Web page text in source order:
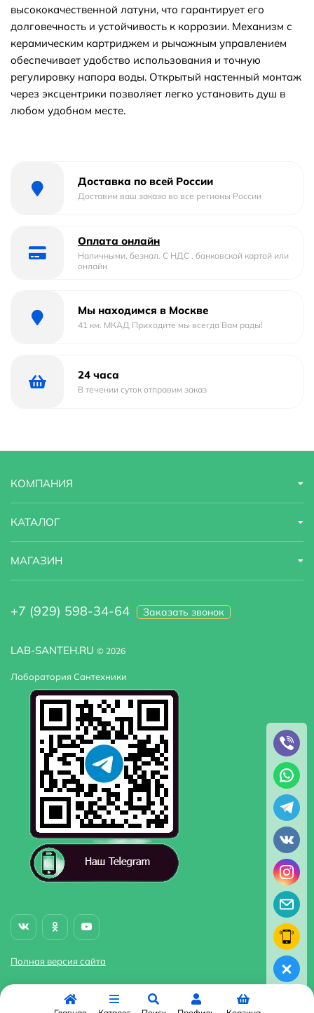
высококачественной латуни, что гарантирует его
долговечность и устойчивость к коррозии. Механизм с
керамическим картриджем и рычажным управлением
обеспечивает удобство использования и точную
регулировку напора воды. Открытый настенный монтаж
через эксцентрики позволяет легко установить душ в
любом удобном месте.
Доставка по всей России
Доставим ваш заказа во все регионы России
Оплата онлайн
Наличными, безнал. С НДС , банковской картой или
онлайн
Мы находимся в Москве
41 км. МКАД Приходите мы всегда Вам рады!
24 часа
В течении суток отправим заказ
LAB-SANTEH.RU © 2026
Лаборатория Сантехники
Полная версия сайта
КОМПАНИЯ
КАТАЛОГ
МАГАЗИН
+7 (929) 598-34-64 Заказать звонок